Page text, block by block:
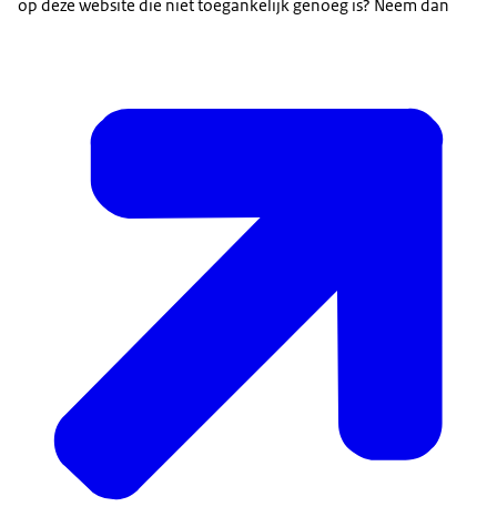
op deze website die niet toegankelijk genoeg is? Neem dan